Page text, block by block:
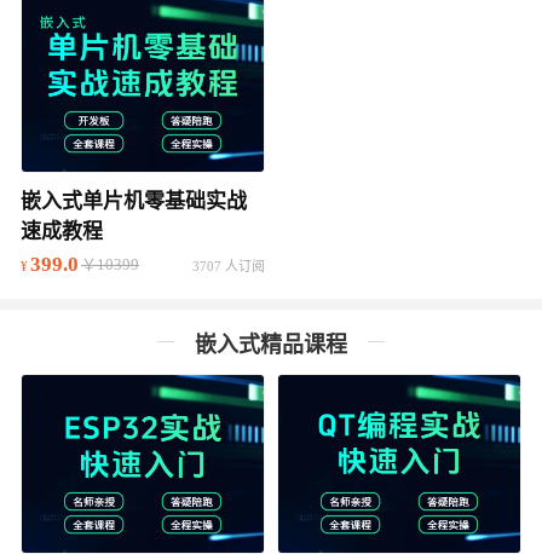
嵌入式单片机零基础实战
速成教程
399.0 ￥10399 3707 人订阅
嵌入式精品课程